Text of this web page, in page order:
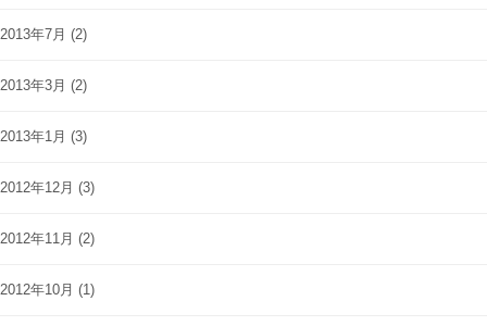
2013年7月 (2)
2013年3月 (2)
2013年1月 (3)
2012年12月 (3)
2012年11月 (2)
2012年10月 (1)